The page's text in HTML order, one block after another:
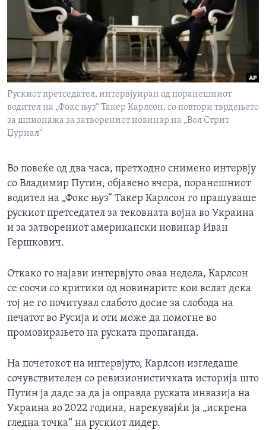
ИНТЕРВЈУА
Јазици
Рускиот претседател, интервјуиран од поранешниот
водител на „Фокс њуз“ Такер Карлсон, го повтори тврдењето
за шпионажа за затворениот новинар на „Вол Стрит
Џурнал“
Во повеќе од два часа, претходно снимено интервју
со Владимир Путин, објавено вчера, поранешниот
водител на „Фокс њуз“ Такер Карлсон го прашуваше
рускиот претседател за тековната војна во Украина
и за затворениот американски новинар Иван
Гершкович.
Откако го најави интервјуто оваа недела, Карлсон
се соочи со критики од новинарите кои велат дека
тој не го почитувал слабото досие за слобода на
печатот во Русија и оти може да помогне во
промовирањето на руската пропаганда.
На почетокот на интервјуто, Карлсон изгледаше
сочувствителен со ревизионистичката историја што
Путин ја даде за да ја оправда руската инвазија на
Украина во 2022 година, нарекувајќи ја „искрена
гледна точка“ на рускиот лидер.